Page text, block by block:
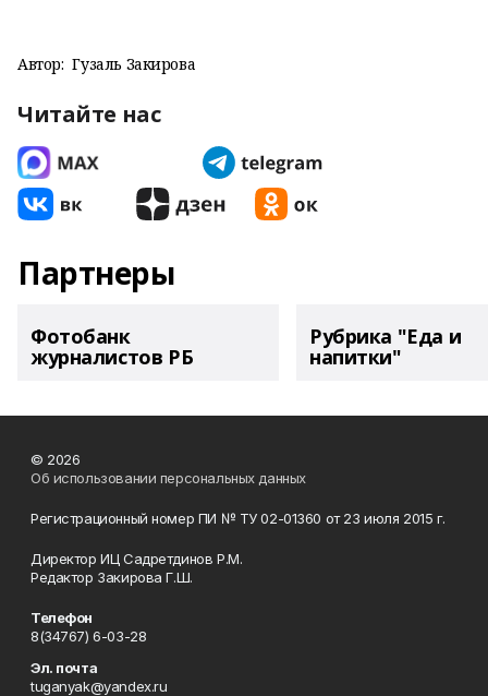
Автор: Гузаль Закирова
Читайте нас
Партнеры
Фотобанк
журналистов РБ
Рубрика "Еда и
напитки"
© 2026
Об использовании персональных данных
Регистрационный номер ПИ № ТУ 02-01360 от 23 июля 2015 г.
Директор ИЦ Садретдинов Р.М.
Редактор Закирова Г.Ш.
Телефон
8(34767) 6-03-28
Эл. почта
tuganyak@yandex.ru